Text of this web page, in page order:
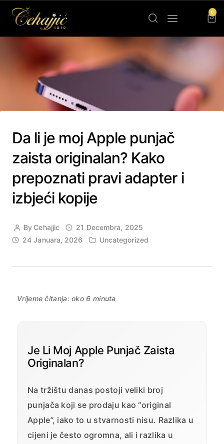
0
Da li je moj Apple punjač
zaista originalan? Kako
prepoznati pravi adapter i
izbjeći kopije
By Cehajjic
21 Decembra, 2025
24 Januara, 2026
Uncategorized
Vrijeme čitanja: oko 6 minuta
Je Li Moj Apple Punjač Zaista
Originalan?
Na tržištu danas postoji veliki broj
punjača koji se prodaju kao “original
Apple”, iako to u stvarnosti nisu. Razlika u
cijeni je često ogromna, ali i razlika u